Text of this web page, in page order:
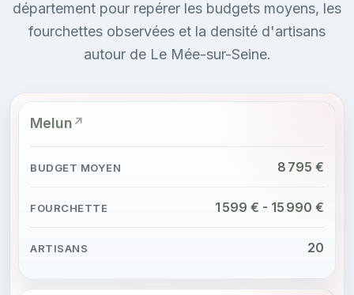
département pour repérer les budgets moyens, les
fourchettes observées et la densité d'artisans
autour de Le Mée-sur-Seine.
Melun
8 795 €
1 599 € - 15 990 €
20